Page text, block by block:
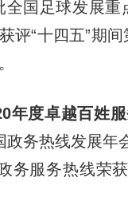
全国足球发展重
评“十四五”期
年度卓越百姓服
政务热线发展年
务服务热线荣